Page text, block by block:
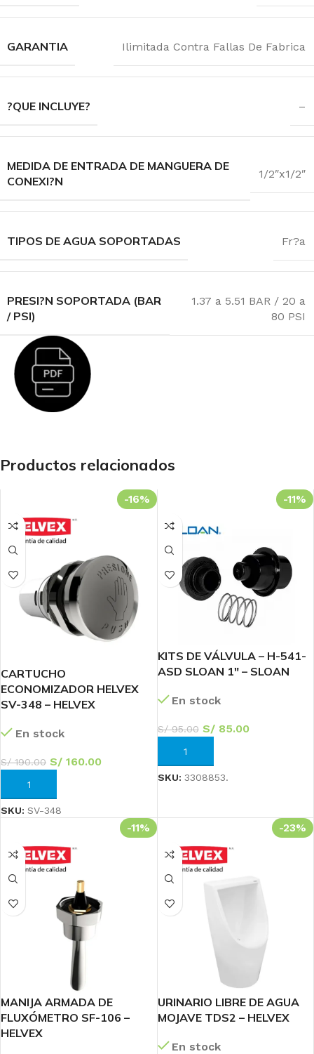
GARANTIA Ilimitada Contra Fallas De Fabrica
?QUE INCLUYE? –
MEDIDA DE ENTRADA DE MANGUERA DE
CONEXI?N
1/2″x1/2″
TIPOS DE AGUA SOPORTADAS Fr?a
PRESI?N SOPORTADA (BAR
/ PSI)
1.37 a 5.51 BAR / 20 a
80 PSI
Productos relacionados
-16%
CARTUCHO
ECONOMIZADOR HELVEX
SV-348 – HELVEX
En stock
S/190.00 S/ 160.00
AÑADIR AL CARRITO
SKU: SV-348
-11%
KITS DE VÁLVULA – H-541-
ASD SLOAN 1″ – SLOAN
En stock
S/95.00 S/85.00
AÑADIR AL CARRITO
SKU: 3308853.
-11%
MANIJA ARMADA DE
FLUXÓMETRO SF-106 –
HELVEX
-23%
URINARIO LIBRE DE AGUA
MOJAVE TDS2 – HELVEX
En stock